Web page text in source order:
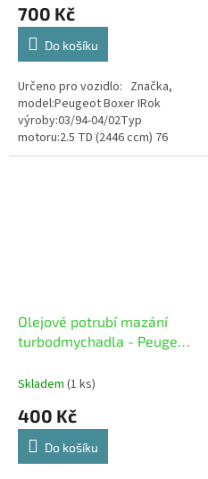
700 Kč
Do košíku
Určeno pro vozidlo: Značka,
model:Peugeot Boxer IRok
výroby:03/94-04/02Typ
motoru:2.5 TD (2446 ccm) 76
kWKód motoru:T8A (DJ5T) Stav
Olejové potrubí mazání
turbodmychadla - Peugeot
Skladem (1 ks)
400 Kč
Do košíku